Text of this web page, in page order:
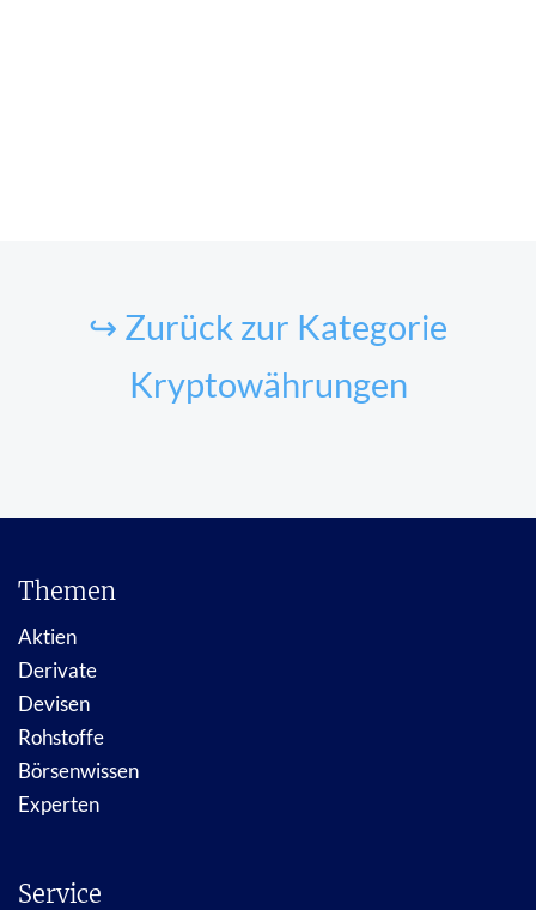
↪ Zurück zur Kategorie
Kryptowährungen
Themen
Aktien
Derivate
Devisen
Rohstoffe
Börsenwissen
Experten
Service